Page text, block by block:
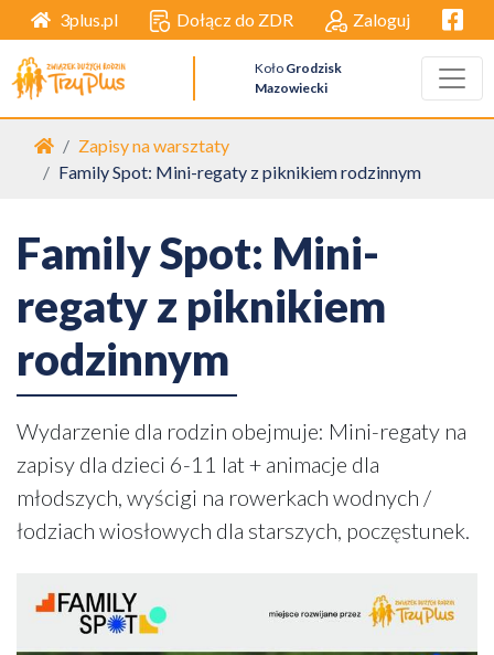
3plus.pl Dołącz do ZDR Zaloguj
Koło Grodzisk
Mazowiecki
Strona główna
Zapisy na warsztaty
Family Spot: Mini-regaty z piknikiem rodzinnym
Family Spot: Mini-
regaty z piknikiem
rodzinnym
Wydarzenie dla rodzin obejmuje: Mini-regaty na
zapisy dla dzieci 6-11 lat + animacje dla
młodszych, wyścigi na rowerkach wodnych /
łodziach wiosłowych dla starszych, poczęstunek.